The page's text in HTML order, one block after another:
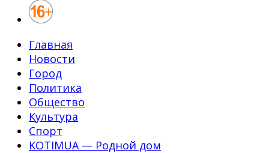
Главная
Новости
Город
Политика
Общество
Культура
Спорт
KOTIMUA — Родной дом